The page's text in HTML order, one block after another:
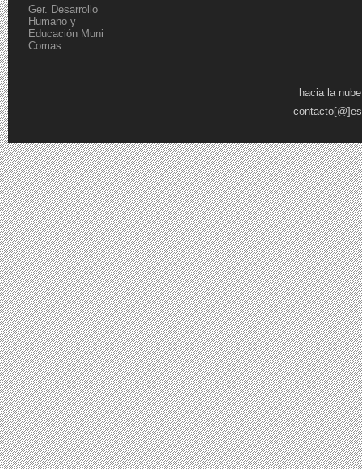
Ger. Desarrollo
Humano y
Educación Muni
Comas
hacia la